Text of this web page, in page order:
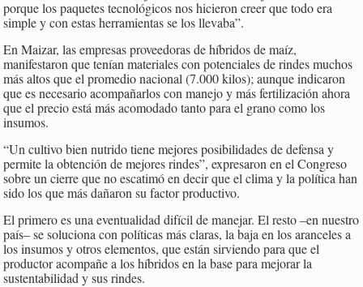
porque los paquetes tecnológicos nos hicieron creer que todo era
simple y con estas herramientas se los llevaba”.
En Maizar, las empresas proveedoras de híbridos de maíz,
manifestaron que tenían materiales con potenciales de rindes muchos
más altos que el promedio nacional (7.000 kilos); aunque indicaron
que es necesario acompañarlos con manejo y más fertilización ahora
que el precio está más acomodado tanto para el grano como los
insumos.
“Un cultivo bien nutrido tiene mejores posibilidades de defensa y
permite la obtención de mejores rindes”, expresaron en el Congreso
sobre un cierre que no escatimó en decir que el clima y la política han
sido los que más dañaron su factor productivo.
El primero es una eventualidad difícil de manejar. El resto –en nuestro
país– se soluciona con políticas más claras, la baja en los aranceles a
los insumos y otros elementos, que están sirviendo para que el
productor acompañe a los híbridos en la base para mejorar la
sustentabilidad y sus rindes.